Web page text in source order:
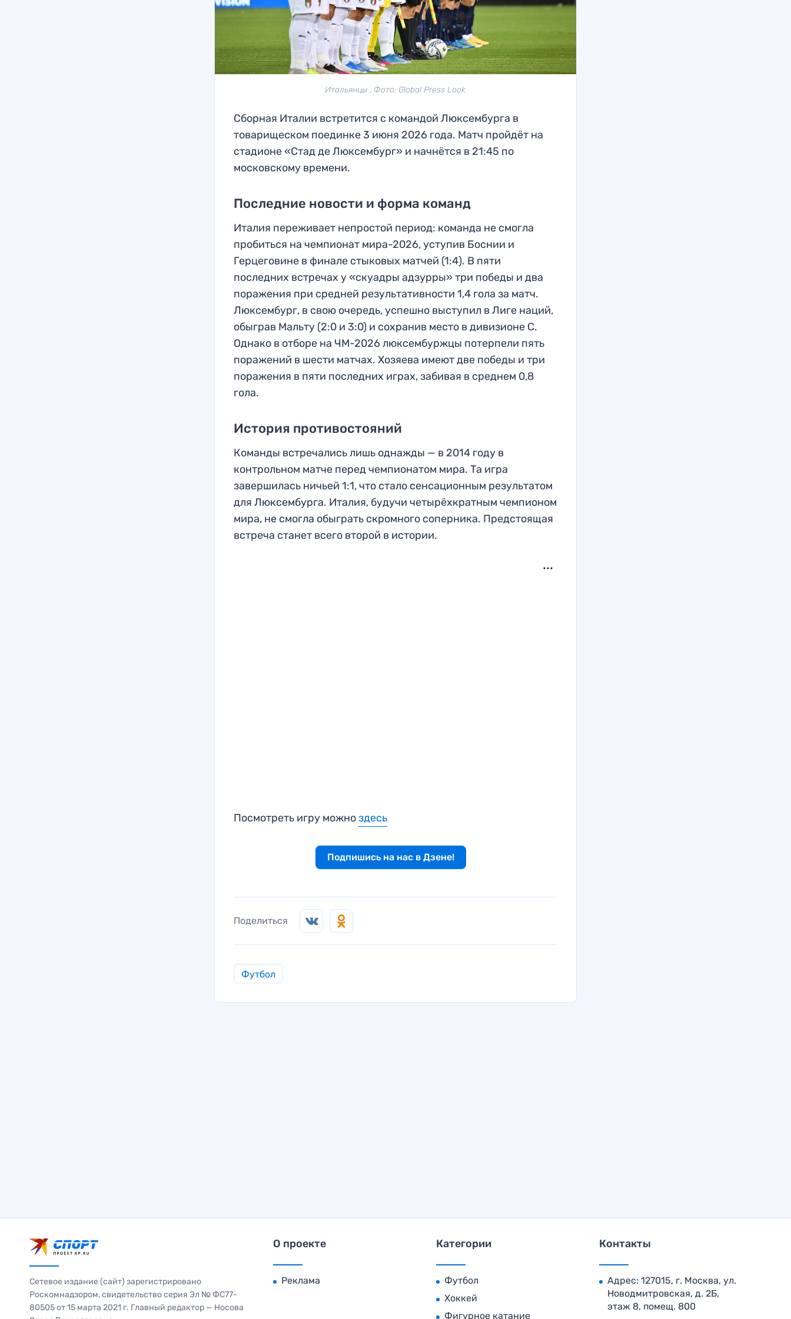
Итальянцы . Фото: Global Press Look
Сборная Италии встретится с командой Люксембурга в
товарищеском поединке 3 июня 2026 года. Матч пройдёт на
стадионе «Стад де Люксембург» и начнётся в 21:45 по
московскому времени.
Последние новости и форма команд
Италия переживает непростой период: команда не смогла
пробиться на чемпионат мира-2026, уступив Боснии и
Герцеговине в финале стыковых матчей (1:4). В пяти
последних встречах у «скуадры адзурры» три победы и два
поражения при средней результативности 1,4 гола за матч.
Люксембург, в свою очередь, успешно выступил в Лиге наций,
обыграв Мальту (2:0 и 3:0) и сохранив место в дивизионе C.
Однако в отборе на ЧМ-2026 люксембуржцы потерпели пять
поражений в шести матчах. Хозяева имеют две победы и три
поражения в пяти последних играх, забивая в среднем 0,8
гола.
История противостояний
Команды встречались лишь однажды — в 2014 году в
контрольном матче перед чемпионатом мира. Та игра
завершилась ничьей 1:1, что стало сенсационным результатом
для Люксембурга. Италия, будучи четырёхкратным чемпионом
мира, не смогла обыграть скромного соперника. Предстоящая
встреча станет всего второй в истории.
Посмотреть игру можноздесь
Подпишись на нас в Дзене!
Поделиться
Футбол
Сетевое издание (сайт) зарегистрировано
Роскомнадзором, свидетельство серия Эл № ФС77-
80505 от 15 марта 2021 г. Главный редактор — Носова
О проекте
Реклама
Категории
Футбол
Хоккей
Фигурное катание
Контакты
Адрес: 127015, г. Москва, ул.
Новодмитровская, д. 2Б,
этаж 8, помещ. 800